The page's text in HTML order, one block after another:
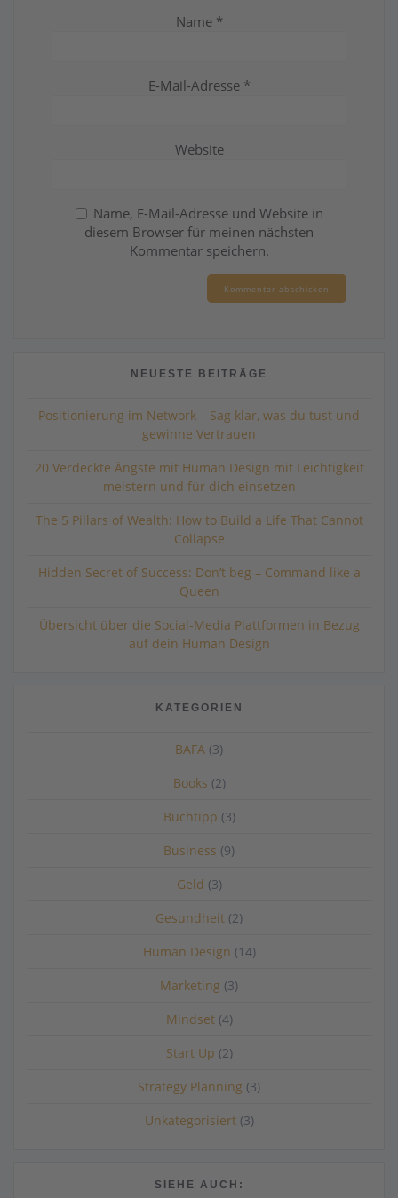
Name *
E-Mail-Adresse *
Website
Name, E-Mail-Adresse und Website in
diesem Browser für meinen nächsten
Kommentar speichern.
NEUESTE BEITRÄGE
Positionierung im Network – Sag klar, was du tust und
gewinne Vertrauen
20 Verdeckte Ängste mit Human Design mit Leichtigkeit
meistern und für dich einsetzen
The 5 Pillars of Wealth: How to Build a Life That Cannot
Collapse
Hidden Secret of Success: Don’t beg – Command like a
Queen
Übersicht über die Social-Media Plattformen in Bezug
auf dein Human Design
KATEGORIEN
BAFA (3)
Books (2)
Buchtipp (3)
Business (9)
Geld (3)
Gesundheit (2)
Human Design (14)
Marketing (3)
Mindset(4)
Start Up (2)
Strategy Planning (3)
Unkategorisiert(3)
SIEHE AUCH: